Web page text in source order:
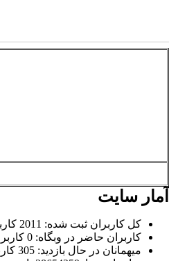
آمار سایت
کل کاربران ثبت شده: 2011 کاربر
کاربران حاضر در وبگاه: 0 کاربر
میهمانان در حال بازدید: 305 کاربر